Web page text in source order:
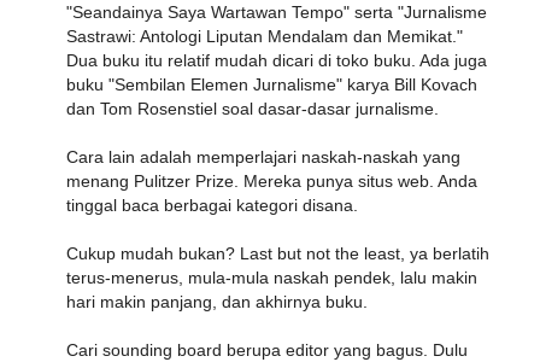
"Seandainya Saya Wartawan Tempo" serta "Jurnalisme
Sastrawi: Antologi Liputan Mendalam dan Memikat."
Dua buku itu relatif mudah dicari di toko buku. Ada juga
buku "Sembilan Elemen Jurnalisme" karya Bill Kovach
dan Tom Rosenstiel soal dasar-dasar jurnalisme.
Cara lain adalah memperlajari naskah-naskah yang
menang Pulitzer Prize. Mereka punya situs web. Anda
tinggal baca berbagai kategori disana.
Cukup mudah bukan? Last but not the least, ya berlatih
terus-menerus, mula-mula naskah pendek, lalu makin
hari makin panjang, dan akhirnya buku.
Cari sounding board berupa editor yang bagus. Dulu